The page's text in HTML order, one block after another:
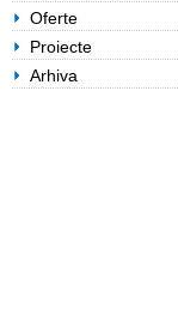
Oferte
Proiecte
Arhiva